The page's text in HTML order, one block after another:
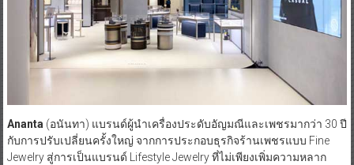
Ananta (อนันทา) แบรนด์ผู้นำเครื่องประดับอัญมณีและเพชรมากว่า 30 ปี
กับการปรับเปลี่ยนครั้งใหญ่ จากการประกอบธุรกิจร้านเพชรแบบ Fine
Jewelry สู่การเป็นแบรนด์ Lifestyle Jewelry ที่ไม่เพียงเพิ่มความหลาก